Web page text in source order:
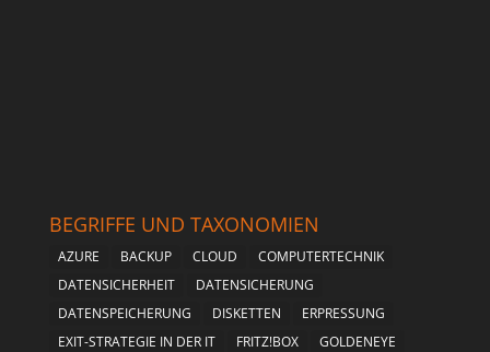
BEGRIFFE UND TAXONOMIEN
AZURE BACKUP CLOUD
COMPUTERTECHNIK
DATENSICHERHEIT
DATENSICHERUNG
DATENSPEICHERUNG
DISKETTEN
ERPRESSUNG
EXIT-STRATEGIE IN DER IT
FRITZ!BOX
GOLDENEYE